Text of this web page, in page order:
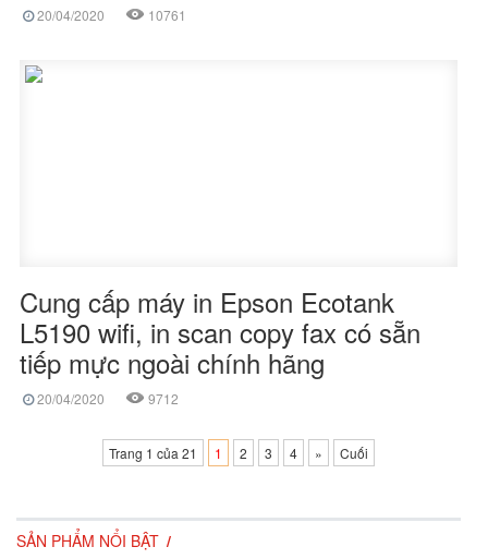
20/04/2020 10761
Cung cấp máy in Epson Ecotank
L5190 wifi, in scan copy fax có sẵn
tiếp mực ngoài chính hãng
20/04/2020 9712
Trang 1 của 21 1 2 3 4 » Cuối
SẢN PHẨM NỔI BẬT